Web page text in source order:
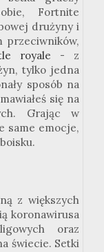
Fortnite
drużyny i
przeciwników,
royale - z
tylko jedna
sposób na
się na
Grając w
same emocje,
z większych
koronawirusa
oraz
świecie. Setki